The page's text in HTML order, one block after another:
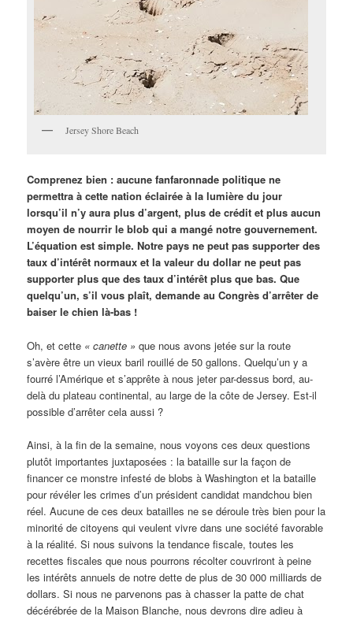
Jersey Shore Beach
Comprenez bien : aucune fanfaronnade politique ne
permettra à cette nation éclairée à la lumière du jour
lorsqu’il n’y aura plus d’argent, plus de crédit et plus aucun
moyen de nourrir le blob qui a mangé notre gouvernement.
L’équation est simple. Notre pays ne peut pas supporter des
taux d’intérêt normaux et la valeur du dollar ne peut pas
supporter plus que des taux d’intérêt plus que bas. Que
quelqu’un, s’il vous plaît, demande au Congrès d’arrêter de
baiser le chien là-bas !
Oh, et cette « canette » que nous avons jetée sur la route
s’avère être un vieux baril rouillé de 50 gallons. Quelqu’un y a
fourré l’Amérique et s’apprête à nous jeter par-dessus bord, au-
delà du plateau continental, au large de la côte de Jersey. Est-il
possible d’arrêter cela aussi ?
Ainsi, à la fin de la semaine, nous voyons ces deux questions
plutôt importantes juxtaposées : la bataille sur la façon de
financer ce monstre infesté de blobs à Washington et la bataille
pour révéler les crimes d’un président candidat mandchou bien
réel. Aucune de ces deux batailles ne se déroule très bien pour la
minorité de citoyens qui veulent vivre dans une société favorable
à la réalité. Si nous suivons la tendance fiscale, toutes les
recettes fiscales que nous pourrons récolter couvriront à peine
les intérêts annuels de notre dette de plus de 30 000 milliards de
dollars. Si nous ne parvenons pas à chasser la patte de chat
décérébrée de la Maison Blanche, nous devrons dire adieu à